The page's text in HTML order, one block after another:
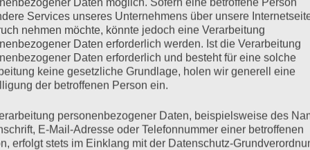
Services unseres Unternehmens über unsere
nehmen möchte, könnte jedoch eine Verarbeitung
Daten erforderlich werden. Ist die Verarbeitung
Daten erforderlich und besteht für eine solche
keine gesetzliche Grundlage, holen wir generell eine
der betroffenen Person ein.
personenbezogener Daten, beispielsweise des
E-Mail-Adresse oder Telefonnummer einer betroffenen
erfolgt stets im Einklang mit der Datenschutz-